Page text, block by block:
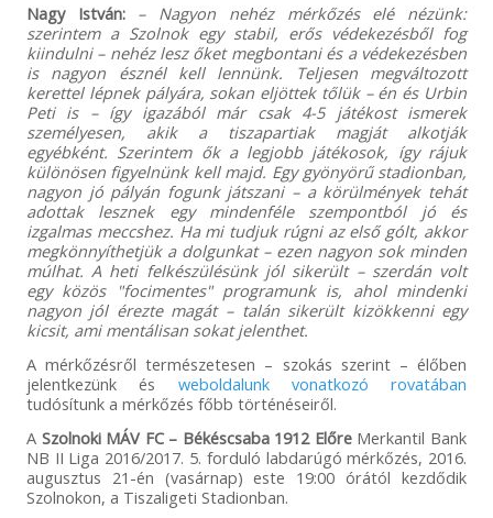
Nagy István:
– Nagyon nehéz mérkőzés elé nézünk:
szerintem a Szolnok egy stabil, erős védekezésből fog
kiindulni – nehéz lesz őket megbontani és a védekezésben
is nagyon észnél kell lennünk. Teljesen megváltozott
kerettel lépnek pályára, sokan eljöttek tőlük – én és Urbin
Peti is – így igazából már csak 4-5 játékost ismerek
személyesen, akik a tiszapartiak magját alkotják
egyébként. Szerintem ők a legjobb játékosok, így rájuk
különösen figyelnünk kell majd. Egy gyönyörű stadionban,
nagyon jó pályán fogunk játszani – a körülmények tehát
adottak lesznek egy mindenféle szempontból jó és
izgalmas meccshez. Ha mi tudjuk rúgni az első gólt, akkor
megkönnyíthetjük a dolgunkat – ezen nagyon sok minden
múlhat. A heti felkészülésünk jól sikerült – szerdán volt
egy közös "focimentes" programunk is, ahol mindenki
nagyon jól érezte magát – talán sikerült kizökkenni egy
kicsit, ami mentálisan sokat jelenthet.
A mérkőzésről természetesen – szokás szerint – élőben
jelentkezünk és weboldalunk vonatkozó rovatában
tudósítunk a mérkőzés főbb történéseiről.
A Szolnoki MÁV FC – Békéscsaba 1912 ElőreMerkantil Bank
NB II Liga 2016/2017. 5. forduló labdarúgó mérkőzés, 2016.
augusztus 21-én (vasárnap) este 19:00 órától kezdődik
Szolnokon, a Tiszaligeti Stadionban.